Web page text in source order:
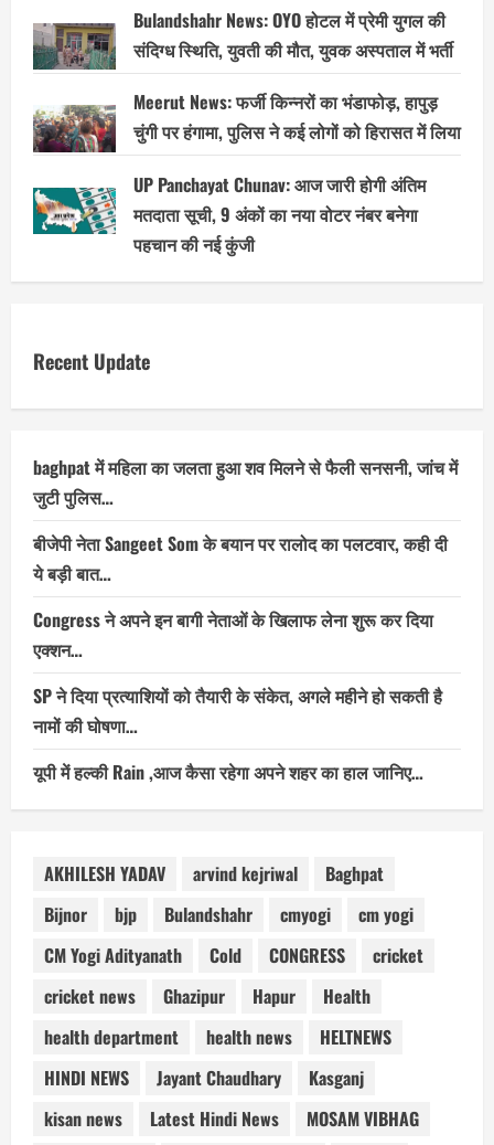
Bulandshahr News: OYO होटल में प्रेमी युगल की
संदिग्ध स्थिति, युवती की मौत, युवक अस्पताल में भर्ती
Meerut News: फर्जी किन्नरों का भंडाफोड़, हापुड़
चुंगी पर हंगामा, पुलिस ने कई लोगों को हिरासत में लिया
UP Panchayat Chunav: आज जारी होगी अंतिम
मतदाता सूची, 9 अंकों का नया वोटर नंबर बनेगा
पहचान की नई कुंजी
Recent Update
baghpat में महिला का जलता हुआ शव मिलने से फैली सनसनी, जांच में
जुटी पुलिस…
बीजेपी नेता Sangeet Som के बयान पर रालोद का पलटवार, कही दी
ये बड़ी बात…
Congress ने अपने इन बागी नेताओं के खिलाफ लेना शुरू कर दिया
एक्शन…
SP ने दिया प्रत्याशियों को तैयारी के संकेत, अगले महीने हो सकती है
नामों की घोषणा…
यूपी में हल्की Rain ,आज कैसा रहेगा अपने शहर का हाल जानिए…
AKHILESH YADAV arvind kejriwal
Baghpat
Bijnor
bjp Bulandshahr cmyogi
cm yogi
CM Yogi Adityanath
Cold CONGRESS
cricket
cricket news
Ghazipur Hapur
Health
health department
health news
HELTNEWS
HINDI NEWS
Jayant Chaudhary
Kasganj
kisan news
Latest Hindi News
MOSAM VIBHAG